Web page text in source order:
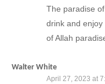
The paradise
drink and
of Allah
Walter White
April 27, 2023 at